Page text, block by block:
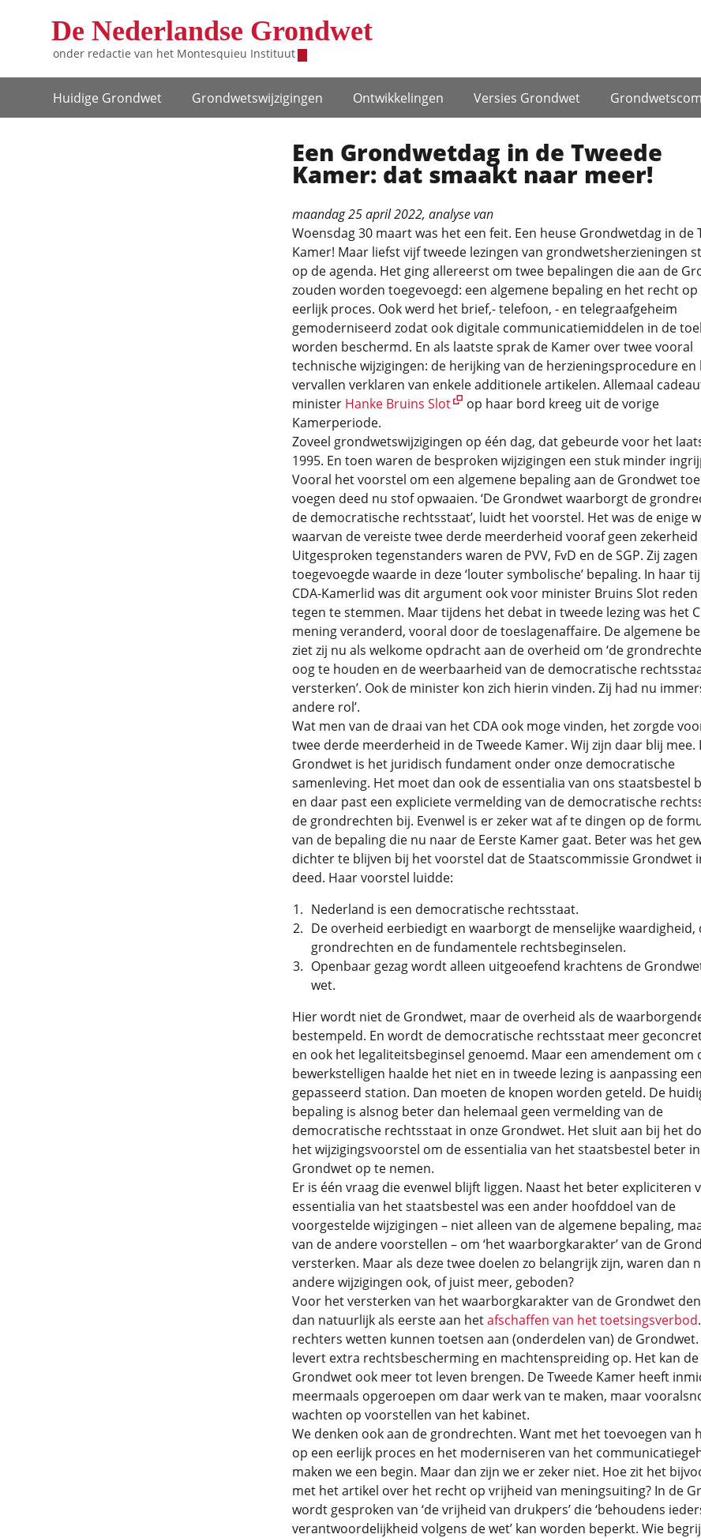
De Nederlandse Grondwet
onder redactie van het Montesquieu Instituut
Hoofdnavigatie
Huidige Grondwet Grondwets­wijzigingen Ontwikke­lingen Versies Grondwet
Een Grondwetdag in de Tweede
Kamer: dat smaakt naar meer!
maandag 25 april 2022, analyse van
Woensdag 30 maart was het een feit. Een heuse Grondwetdag in de
Kamer! Maar liefst vijf tweede lezingen van grondwetsherzieningen
op de agenda. Het ging allereerst om twee bepalingen die aan de
zouden worden toegevoegd: een algemene bepaling en het recht op
eerlijk proces. Ook werd het brief,- telefoon, - en telegraafgeheim
gemoderniseerd zodat ook digitale communicatiemiddelen in de
worden beschermd. En als laatste sprak de Kamer over twee vooral
technische wijzigingen: de herijking van de herzieningsprocedure en
vervallen verklaren van enkele additionele artikelen. Allemaal
minister Hanke Bruins Slot
op haar bord kreeg uit de vorige
Kamerperiode.
Zoveel grondwetswijzigingen op één dag, dat gebeurde voor het
1995. En toen waren de besproken wijzigingen een stuk minder
Vooral het voorstel om een algemene bepaling aan de Grondwet
voegen deed nu stof opwaaien. ‘De Grondwet waarborgt de
de democratische rechtsstaat’, luidt het voorstel. Het was de enige
waarvan de vereiste twee derde meerderheid vooraf geen zekerheid
Uitgesproken tegenstanders waren de PVV, FvD en de SGP. Zij zagen
toegevoegde waarde in deze ‘louter symbolische’ bepaling. In haar
CDA-Kamerlid was dit argument ook voor minister Bruins Slot reden
tegen te stemmen. Maar tijdens het debat in tweede lezing was het
mening veranderd, vooral door de toeslagenaffaire. De algemene
ziet zij nu als welkome opdracht aan de overheid om ‘de
oog te houden en de weerbaarheid van de democratische
versterken’. Ook de minister kon zich hierin vinden. Zij had nu
andere rol’.
Wat men van de draai van het CDA ook moge vinden, het zorgde
twee derde meerderheid in de Tweede Kamer. Wij zijn daar blij mee.
Grondwet is het juridisch fundament onder onze democratische
samenleving. Het moet dan ook de essentialia van ons staatsbestel
en daar past een expliciete vermelding van de democratische
de grondrechten bij. Evenwel is er zeker wat af te dingen op de
van de bepaling die nu naar de Eerste Kamer gaat. Beter was het
dichter te blijven bij het voorstel dat de Staatscommissie Grondwet
deed. Haar voorstel luidde:
Nederland is een democratische rechtsstaat.
De overheid eerbiedigt en waarborgt de menselijke waardigheid,
grondrechten en de fundamentele rechtsbeginselen.
Openbaar gezag wordt alleen uitgeoefend krachtens de
wet.
Hier wordt niet de Grondwet, maar de overheid als de
bestempeld. En wordt de democratische rechtsstaat meer
en ook het legaliteitsbeginsel genoemd. Maar een amendement om
bewerkstelligen haalde het niet en in tweede lezing is aanpassing een
gepasseerd station. Dan moeten de knopen worden geteld. De
bepaling is alsnog beter dan helemaal geen vermelding van de
democratische rechtsstaat in onze Grondwet. Het sluit aan bij het
het wijzigingsvoorstel om de essentialia van het staatsbestel beter
Grondwet op te nemen.
Er is één vraag die evenwel blijft liggen. Naast het beter expliciteren
essentialia van het staatsbestel was een ander hoofddoel van de
voorgestelde wijzigingen – niet alleen van de algemene bepaling,
van de andere voorstellen – om ‘het waarborgkarakter’ van de
versterken. Maar als deze twee doelen zo belangrijk zijn, waren dan
andere wijzigingen ook, of juist meer, geboden?
Voor het versterken van het waarborgkarakter van de Grondwet
dan natuurlijk als eerste aan hetafschaffen van het toetsingsverbod
rechters wetten kunnen toetsen aan (onderdelen van) de
levert extra rechtsbescherming en machtenspreiding op. Het kan de
Grondwet ook meer tot leven brengen. De Tweede Kamer heeft
meermaals opgeroepen om daar werk van te maken, maar
wachten op voorstellen van het kabinet.
We denken ook aan de grondrechten. Want met het toevoegen van
op een eerlijk proces en het moderniseren van het
maken we een begin. Maar dan zijn we er zeker niet. Hoe zit het
met het artikel over het recht op vrijheid van meningsuiting? In de
wordt gesproken van ‘de vrijheid van drukpers’ die ‘behoudens
verantwoordelijkheid volgens de wet’ kan worden beperkt. Wie